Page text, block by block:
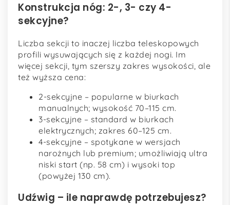
Konstrukcja nóg: 2-, 3- czy 4-
sekcyjne?
Liczba sekcji to inaczej liczba teleskopowych
profili wysuwających się z każdej nogi. Im
więcej sekcji, tym szerszy zakres wysokości, ale
też wyższa cena:
2-sekcyjne – popularne w biurkach
manualnych; wysokość 70–115 cm.
3-sekcyjne – standard w biurkach
elektrycznych; zakres 60–125 cm.
4-sekcyjne – spotykane w wersjach
narożnych lub premium; umożliwiają ultra
niski start (np. 58 cm) i wysoki top
(powyżej 130 cm).
Udźwig – ile naprawdę potrzebujesz?